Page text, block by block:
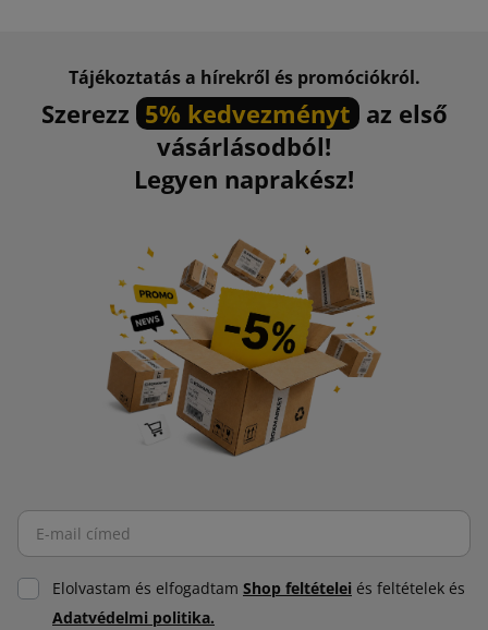
Tájékoztatás a hírekről és promóciókról.
Szerezz 5% kedvezményt az első
vásárlásodból!
Legyen naprakész!
Elolvastam és elfogadtam Shop feltételei és feltételek és
Adatvédelmi politika.